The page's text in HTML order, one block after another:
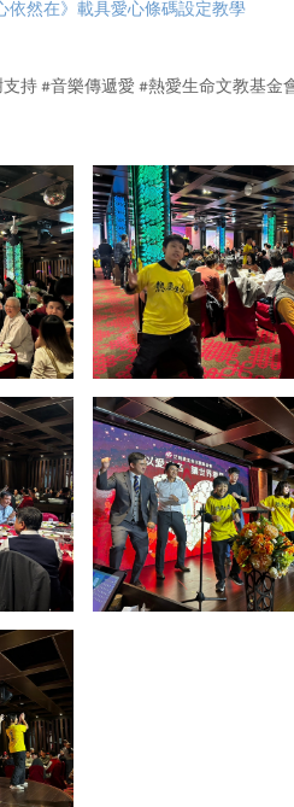
依然在》載具愛心條碼設定教學
持 #音樂傳遞愛 #熱愛生命文教基金